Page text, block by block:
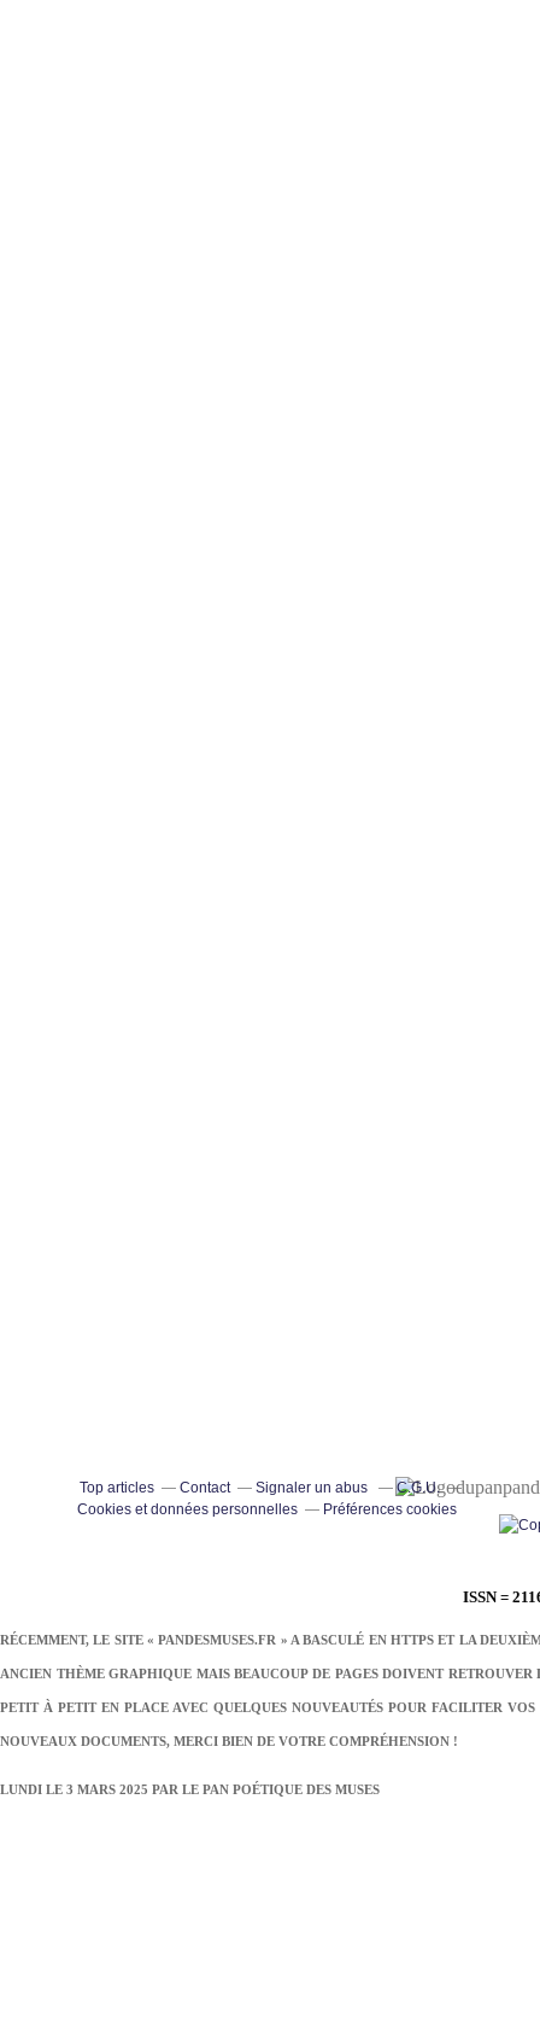
ISSN =
RÉCEMMENT, LE SITE « PANDESMUSES.FR » A BASCULÉ EN HTTPS ET LA
ANCIEN THÈME GRAPHIQUE MAIS BEAUCOUP DE PAGES DOIVENT
PETIT À PETIT EN PLACE AVEC QUELQUES NOUVEAUTÉS POUR FACILITER
NOUVEAUX DOCUMENTS, MERCI BIEN DE VOTRE COMPRÉHENSION !
LUNDI LE 3 MARS 2025 PAR LE PAN POÉTIQUE DES MUSES
Top articles Contact Signaler un abus
C.G.U.
Cookies et données personnelles
Préférences cookies